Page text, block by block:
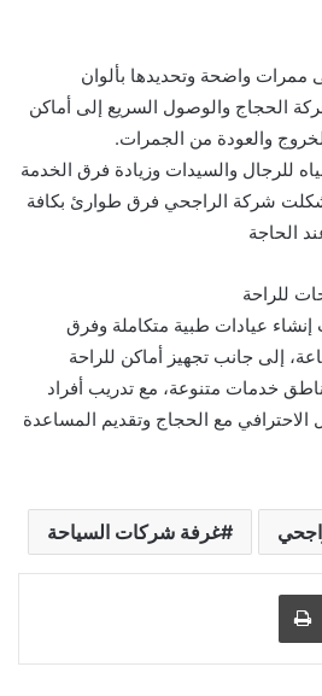
ممرات واضحة وتحديدها بألوان
الحجاج والوصول السريع إلى أماكن
والعودة من الجمرات.
للرجال والسيدات وزيادة فرق الخدمة
شكلت شركة الراجحي فرق طوارئ بكافة
الحاجة
للراحة
عيادات طبية متكاملة وفرق
إلى جانب تجهيز أماكن للراحة
خدمات متنوعة، مع تدريب أفراد
الاحترافي مع الحجاج وتقديم المساعدة
غرفة شركات السياحة
البريد طباعة